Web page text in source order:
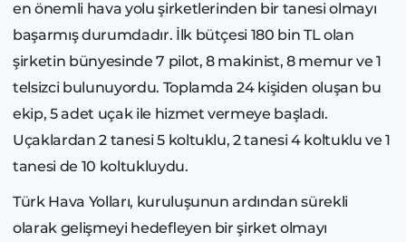
en önemli hava yolu şirketlerinden bir tanesi olmayı
başarmış durumdadır. İlk bütçesi 180 bin TL olan
şirketin bünyesinde 7 pilot, 8 makinist, 8 memur ve 1
telsizci bulunuyordu. Toplamda 24 kişiden oluşan bu
ekip, 5 adet uçak ile hizmet vermeye başladı.
Uçaklardan 2 tanesi 5 koltuklu, 2 tanesi 4 koltuklu ve 1
tanesi de 10 koltukluydu.
Türk Hava Yolları, kuruluşunun ardından sürekli
olarak gelişmeyi hedefleyen bir şirket olmayı